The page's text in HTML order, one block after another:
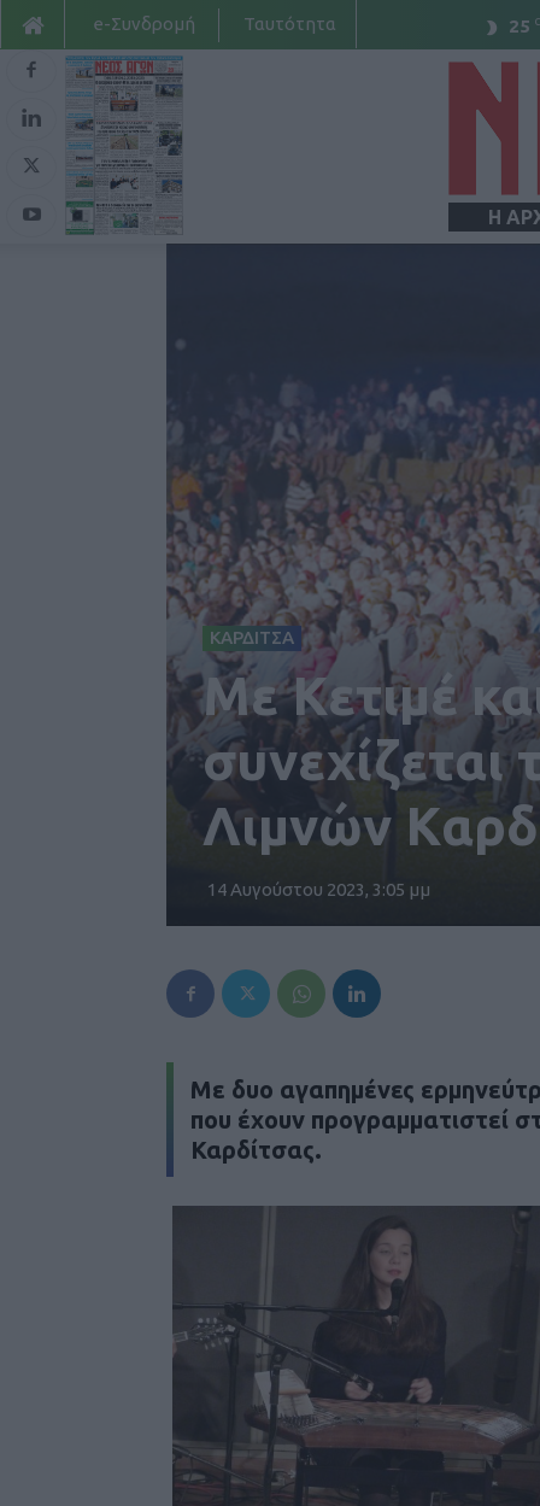
25 C
e-Συνδρομή Ταυτότητα
Η
ΚΑΡΔΙΤΣΑ
Με Κετιμέ
συνεχίζεται
Λιμνών
14 Αυγούστου 2023, 3:05 μμ
Mε δυο αγαπημένες
που έχουν προγραμματιστεί
Καρδίτσας.